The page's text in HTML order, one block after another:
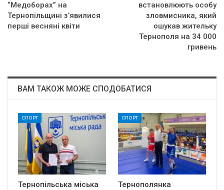
“Медоборах” на
Тернопільщині з’явилися
перші весняні квіти
встановлюють особу
зловмисника, який
ошукав жительку
Тернополя на 34 000
гривень
ВАМ ТАКОЖ МОЖЕ СПОДОБАТИСЯ
СПОРТ
Тернопільська міська
СПОРТ
Тернополянка